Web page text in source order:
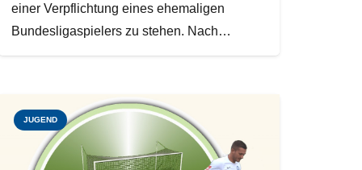
einer Verpflichtung eines ehemaligen
Bundesligaspielers zu stehen. Nach…
JUGEND